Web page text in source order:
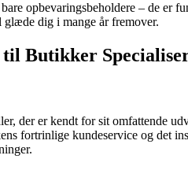
opbevaringsbeholdere – de er
dig i mange år fremover.
Butikker
der er kendt for sit omfattende
fortrinlige kundeservice og det